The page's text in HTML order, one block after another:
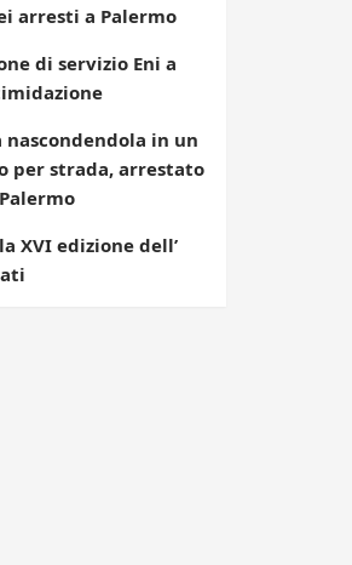
arresti a Palermo
di servizio Eni a
nascondendola in un
per strada, arrestato
XVI edizione dell’